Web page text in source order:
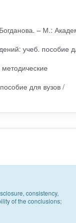
– М.:
учеб. пособие
для вузов /
consistency,
of the conclusions;